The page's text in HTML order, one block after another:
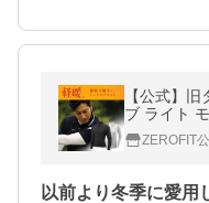
【公式】
ブ ライト
秋冬 用 イ
B ZEROFIT